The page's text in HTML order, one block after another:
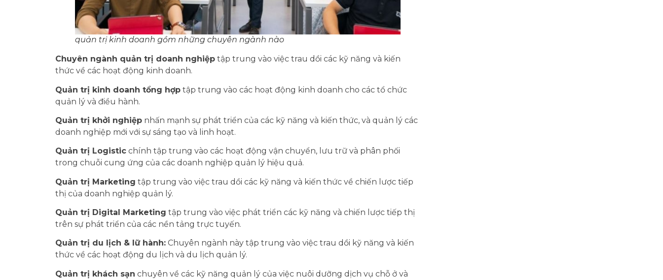
quản trị kinh doanh gồm những chuyên ngành nào
Chuyên ngành quản trị doanh nghiệp tập trung vào việc trau dồi các kỹ năng và kiến ​​
thức về các hoạt động kinh doanh.
Quản trị kinh doanh tổng hợp tập trung vào các hoạt động kinh doanh cho các tổ chức
quản lý và điều hành.
Quản trị khởi nghiệp nhấn mạnh sự phát triển của các kỹ năng và kiến ​​thức, và quản lý các
doanh nghiệp mới với sự sáng tạo và linh hoạt.
Quản trị Logistic chính tập trung vào các hoạt động vận chuyển, lưu trữ và phân phối
trong chuỗi cung ứng của các doanh nghiệp quản lý hiệu quả.
Quản trị Marketing tập trung vào việc trau dồi các kỹ năng và kiến ​​thức về chiến lược tiếp
thị của doanh nghiệp quản lý.
Quản trị Digital Marketing tập trung vào việc phát triển các kỹ năng và chiến lược tiếp thị
trên sự phát triển của các nền tảng trực tuyến.
Quản trị du lịch & lữ hành: Chuyên ngành này tập trung vào việc trau dồi kỹ năng và kiến ​​
thức về các hoạt động du lịch và du lịch quản lý.
Quản trị khách sạn chuyên về các kỹ năng quản lý của việc nuôi dưỡng dịch vụ chỗ ở và